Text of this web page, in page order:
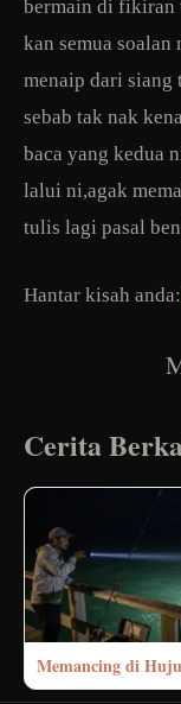
bermain di fikiran
kan semua
menaip dari
sebab tak nak
baca yang kedua
lalui ni,agak
tulis lagi pasal
Hantar kisah anda:
Cerita
Memancing di